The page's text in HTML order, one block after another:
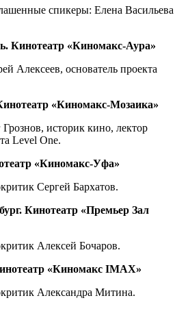
спикеры: Елена Васильева
Кинотеатр «Киномакс-Аура»
Алексеев, основатель проекта
«Киномакс-Мозаика»
историк кино, лектор
Level One.
«Киномакс-Уфа»
Сергей Бархатов.
Кинотеатр «Премьер Зал
Алексей Бочаров.
«Киномакс IMAX»
Александра Митина.